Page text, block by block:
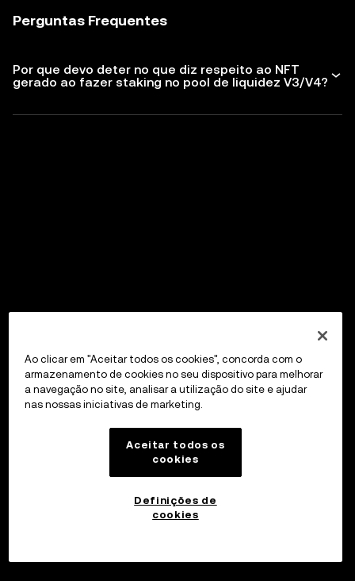
Perguntas Frequentes
Por que devo deter no que diz respeito ao NFT
gerado ao fazer staking no pool de liquidez V3/V4?
Ao clicar em "Aceitar todos os cookies", concorda com o
armazenamento de cookies no seu dispositivo para melhorar
a navegação no site, analisar a utilização do site e ajudar
nas nossas iniciativas de marketing.
Aceitar todos os
cookies
Definições de
cookies